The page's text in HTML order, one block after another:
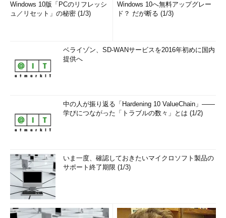
た半導体デバイスなども販売されている。現時点でのUSB PDの
仕様の違いをまとめたのが下図である。
USB PD Rev:1.0、Rev:2.0、Rev:3.0の違い。USB PD Rev:2.
0 Ver.1.2～1.3は、USB PD Rev:3.0の成立を受けて改訂され
たため、Rev:2.0 Ver.1.1までとは仕様に大きな違いがある。
Rev:3.0は、Rev:2.0 Ver.1.2以上に対して上位互換性を持つ。
実際の接続では、USB PD Rev:3.0デバイスとRev:2.0デバイスが
接続される可能性がある。このとき、Rev:3.0デバイスは、
Rev:2.0デバイスとして振る舞うことになっている。
また、USB PD成立の過程で、USB Type-C側にも変更があ
Windows 10版「PCのリフレッシ
ュ／リセット」の秘密 (1/3)
Windows 10へ無料アップグレー
ド？ だが断る (1/3)
ベライゾン、SD-WANサービスを2016年初めに国内
提供へ
中の人が振り返る「Hardening 10 ValueChain」――
学びにつながった「トラブルの数々」とは (1/2)
いま一度、確認しておきたいマイクロソフト製品の
サポート終了期限 (1/3)